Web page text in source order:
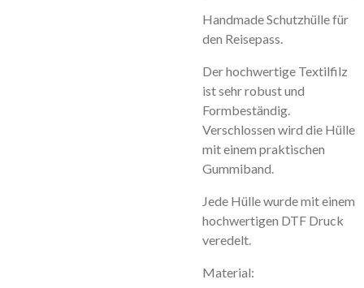
Handmade Schutzhülle für
den Reisepass.
Der hochwertige Textilfilz
ist sehr robust und
Formbeständig.
Verschlossen wird die Hülle
mit einem praktischen
Gummiband.
Jede Hülle wurde mit einem
hochwertigen DTF Druck
veredelt.
Material: